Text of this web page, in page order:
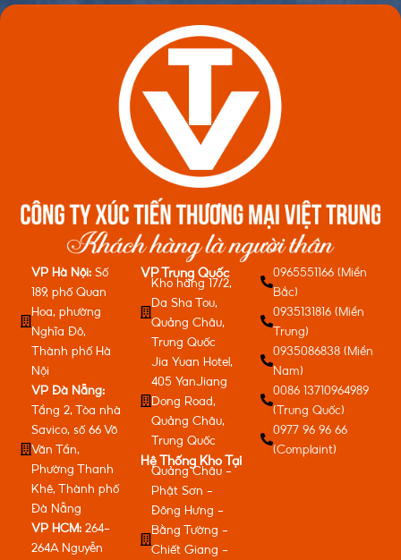
VP Hà Nội: Số
189, phố Quan
Hoa, phường
Nghĩa Đô,
Thành phố Hà
Nội
VP Đà Nẵng:
Tầng 2, Tòa nhà
Savico, số 66 Võ
Văn Tần,
Phường Thanh
Khê, Thành phố
Đà Nẵng
VP HCM: 264-
264A Nguyễn
VP Trung Quốc
Kho hàng 17/2,
Da Sha Tou,
Quảng Châu,
Trung Quốc
Jia Yuan Hotel,
405 YanJiang
Dong Road,
Quảng Châu,
Trung Quốc
Hệ Thống Kho Tại
Quảng Châu -
Phật Sơn -
Đông Hưng -
Bằng Tường -
Chiết Giang -
0965551166 (Miền
Bắc)
0935131816 (Miền
Trung)
0935086838 (Miền
Nam)
0086 13710964989
(Trung Quốc)
0977 96 96 66
(Complaint)